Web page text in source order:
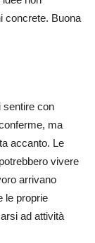
concrete. Buona
sentire con
ma
accanto. Le
vivere
arrivano
le proprie
ad attività